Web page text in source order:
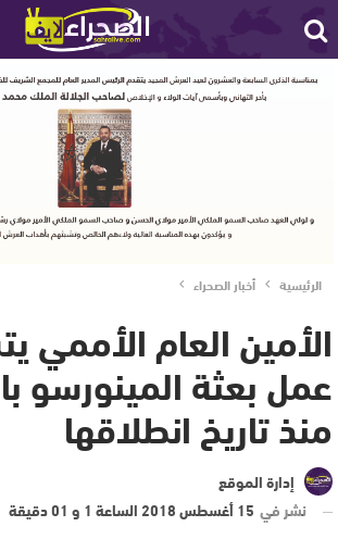
الرئيسية أخبار الصحراء
الأمين العام الأممي
عمل بعثة المينورسو
منذ تاريخ انطلاقها
إدارة الموقع
نشر في 15 أغسطس 2018 الساعة 1 و 01 دقيقة